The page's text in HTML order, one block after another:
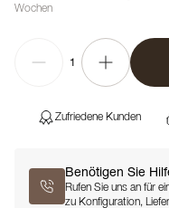
Wochen
1
Zufriedene Kunden
Benötigen Sie
Rufen Sie uns an für
zu Konfiguration,